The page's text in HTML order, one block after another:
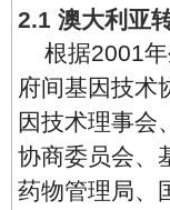
2.1 澳大利亚
根据2001
府间基因技术
因技术理事会
协商委员会、
药物管理局、